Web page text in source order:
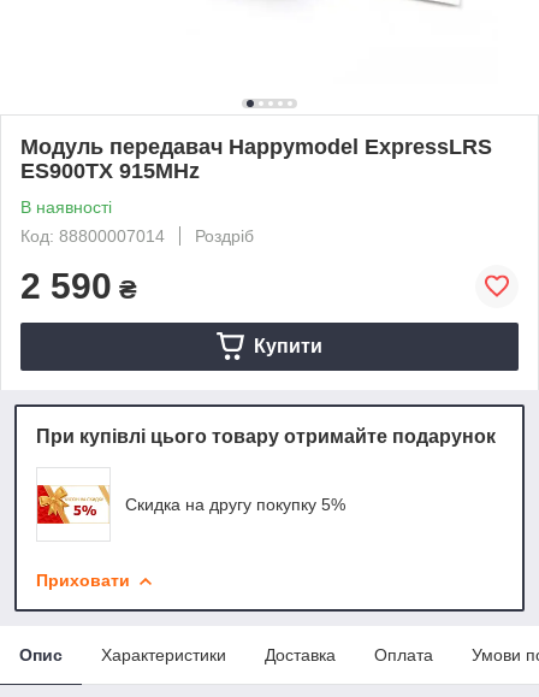
Модуль передавач Happymodel ExpressLRS
ES900TX 915MHz
В наявності
Код: 88800007014
Роздріб
2 590 ₴
Купити
При купівлі цього товару отримайте подарунок
Скидка на другу покупку 5%
Приховати
Опис Характеристики Доставка Оплата Умови